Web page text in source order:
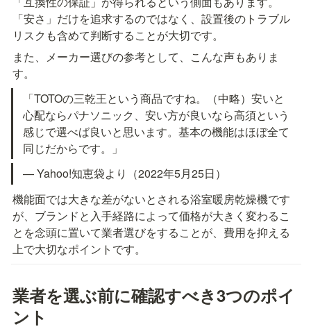
「安さ」だけを追求するのではなく、設置後のトラブル
リスクも含めて判断することが大切です。
また、メーカー選びの参考として、こんな声もありま
す。
「TOTOの三乾王という商品ですね。（中略）安いと
心配ならパナソニック、安い方が良いなら高須という
感じで選べば良いと思います。基本の機能はほぼ全て
同じだからです。」
— Yahoo!知恵袋より（2022年5月25日）
機能面では大きな差がないとされる浴室暖房乾燥機です
が、ブランドと入手経路によって価格が大きく変わるこ
とを念頭に置いて業者選びをすることが、費用を抑える
上で大切なポイントです。
業者を選ぶ前に確認すべき3つのポイ
ント